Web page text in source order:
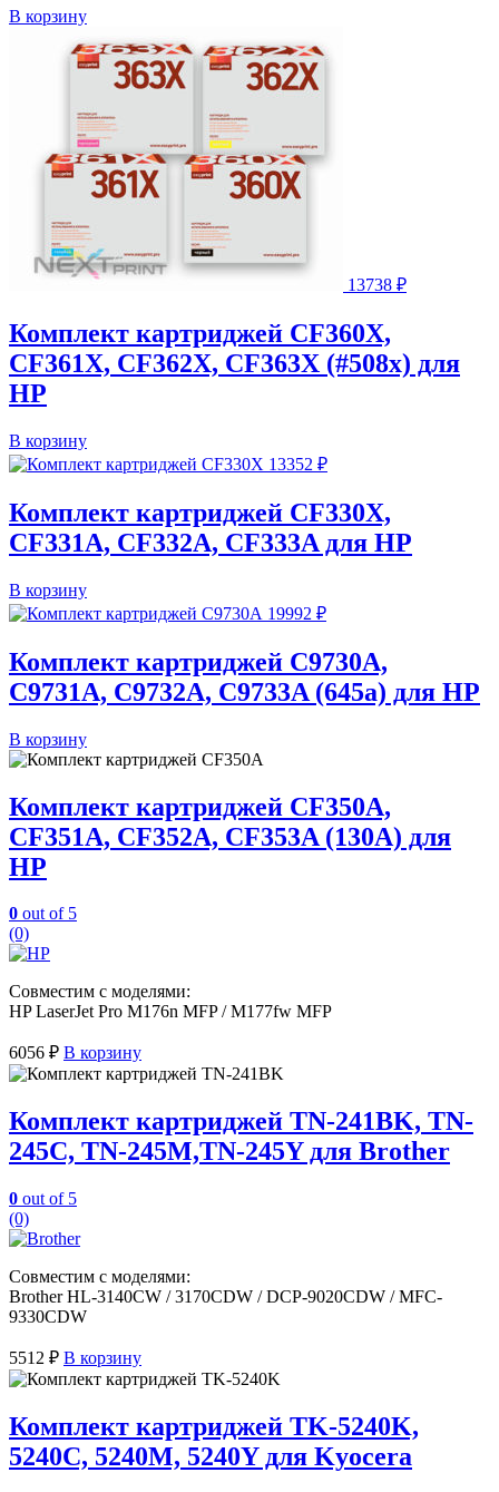
В корзину
13738 ₽
Комплект картриджей CF360X,
CF361X, CF362X, CF363X (#508x) для
HP
В корзину
13352 ₽
Комплект картриджей CF330X,
CF331A, CF332A, CF333A для HP
В корзину
19992 ₽
Комплект картриджей C9730A,
C9731A, C9732A, C9733A (645a) для HP
В корзину
Комплект картриджей CF350A,
CF351A, CF352A, CF353A (130A) для
HP
0 out of 5
(0)
Совместим с моделями:
HP LaserJet Pro M176n MFP / M177fw MFP
6056 ₽ В корзину
Комплект картриджей TN-241BK, TN-
245C, TN-245M,TN-245Y для Brother
0 out of 5
(0)
Совместим с моделями:
Brother HL-3140CW / 3170CDW / DCP-9020CDW / MFC-
9330CDW
5512 ₽ В корзину
Комплект картриджей TK-5240K,
5240C, 5240M, 5240Y для Kyocera